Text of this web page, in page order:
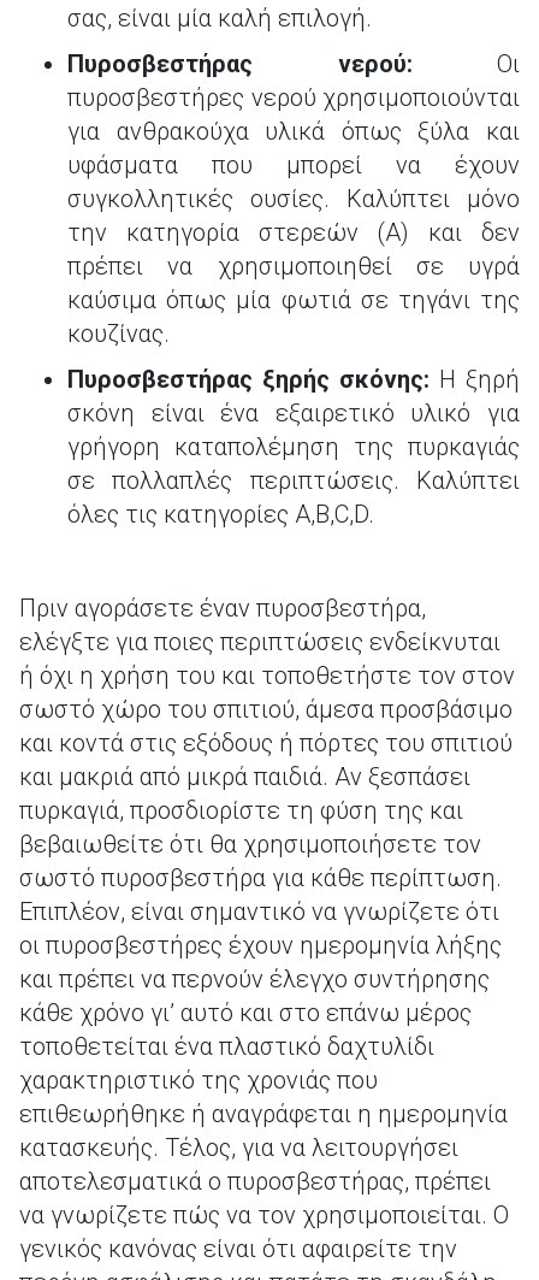
σας, είναι μία καλή επιλογή.
Πυροσβεστήρας νερού: Οι
πυροσβεστήρες νερού χρησιμοποιούνται
για ανθρακούχα υλικά όπως ξύλα και
υφάσματα που μπορεί να έχουν
συγκολλητικές ουσίες. Καλύπτει μόνο
την κατηγορία στερεών (A) και δεν
πρέπει να χρησιμοποιηθεί σε υγρά
καύσιμα όπως μία φωτιά σε τηγάνι της
κουζίνας.
Πυροσβεστήρας ξηρής σκόνης: H ξηρή
σκόνη είναι ένα εξαιρετικό υλικό για
γρήγορη καταπολέμηση της πυρκαγιάς
σε πολλαπλές περιπτώσεις. Καλύπτει
όλες τις κατηγορίες A,B,C,D.
Πριν αγοράσετε έναν πυροσβεστήρα,
ελέγξτε για ποιες περιπτώσεις ενδείκνυται
ή όχι η χρήση του και τοποθετήστε τον στον
σωστό χώρο του σπιτιού, άμεσα προσβάσιμο
και κοντά στις εξόδους ή πόρτες του σπιτιού
και μακριά από μικρά παιδιά. Αν ξεσπάσει
πυρκαγιά, προσδιορίστε τη φύση της και
βεβαιωθείτε ότι θα χρησιμοποιήσετε τον
σωστό πυροσβεστήρα για κάθε περίπτωση.
Επιπλέον, είναι σημαντικό να γνωρίζετε ότι
οι πυροσβεστήρες έχουν ημερομηνία λήξης
και πρέπει να περνούν έλεγχο συντήρησης
κάθε χρόνο γι’ αυτό και στο επάνω μέρος
τοποθετείται ένα πλαστικό δαχτυλίδι
χαρακτηριστικό της χρονιάς που
επιθεωρήθηκε ή αναγράφεται η ημερομηνία
κατασκευής. Τέλος, για να λειτουργήσει
αποτελεσματικά ο πυροσβεστήρας, πρέπει
να γνωρίζετε πώς να τον χρησιμοποιείται. Ο
γενικός κανόνας είναι ότι αφαιρείτε την